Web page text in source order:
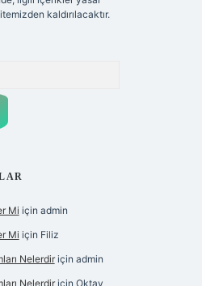
kaldırılacaktır.
Mi için admin
Mi için Filiz
Nelerdiriçin admin
Nelerdiriçin Oktay